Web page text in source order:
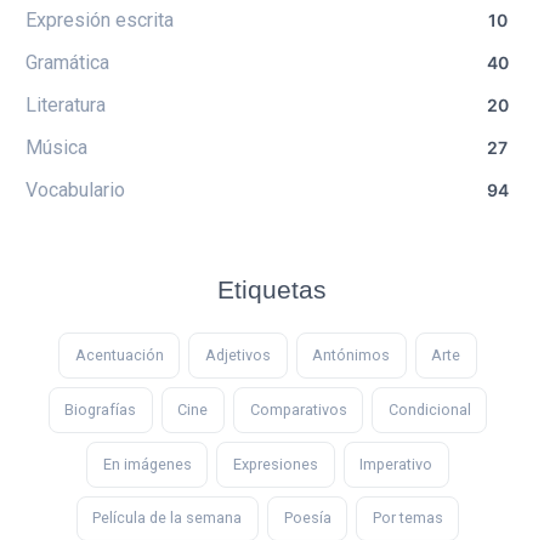
Expresión escrita 10
Gramática 40
Literatura 20
Música 27
Vocabulario 94
Etiquetas
Acentuación Adjetivos Antónimos Arte
Biografías Cine Comparativos Condicional
En imágenes Expresiones Imperativo
Película de la semana Poesía Por temas